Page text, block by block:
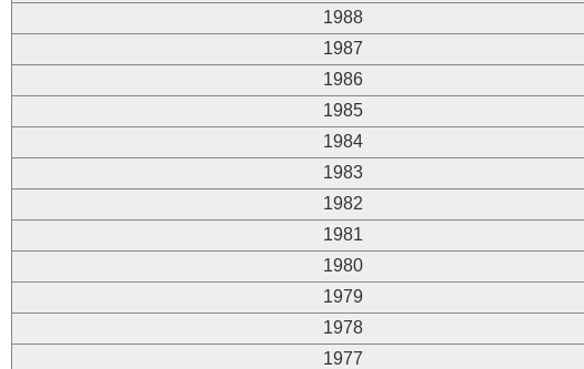
1988
1987
1986
1985
1984
1983
1982
1981
1980
1979
1978
1977